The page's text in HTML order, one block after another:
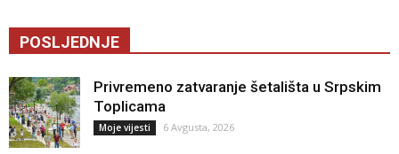
POSLJEDNJE
Privremeno zatvaranje šetališta u Srpskim
Toplicama
Moje vijesti 6 Avgusta, 2026